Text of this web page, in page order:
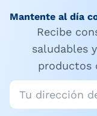
Mantente al día
Recibe
saludables
productos